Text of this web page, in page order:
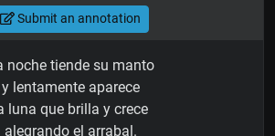
Submit an annotation
noche tiende su manto
y lentamente aparece
luna que brilla y crece
alegrando el arrabal.